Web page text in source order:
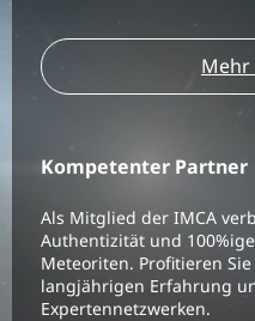
Kompetenter Partner
Als Mitglied der IMCA
Authentizität und
Meteoriten. Profitieren
langjährigen Erfahrung
Expertennetzwerken.